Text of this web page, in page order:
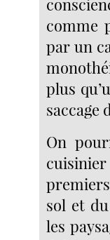
comme
par un
plus
saccage
On
sol et
les